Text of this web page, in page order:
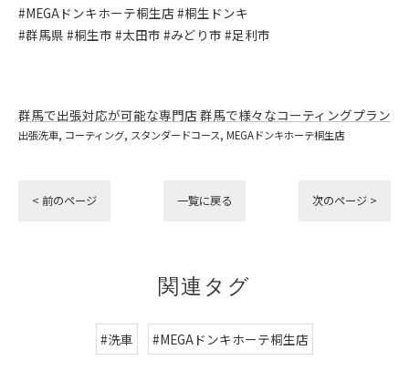
#MEGAドンキホーテ桐生店 #桐生ドンキ
#群馬県 #桐生市 #太田市 #みどり市 #足利市
群馬で出張対応が可能な専門店群馬で様々なコーティングプラン
出張洗車 コーティング スタンダードコース MEGAドンキホーテ桐生店
< 前のページ 一覧に戻る 次のページ >
関連タグ
#洗車 #MEGAドンキホーテ桐生店